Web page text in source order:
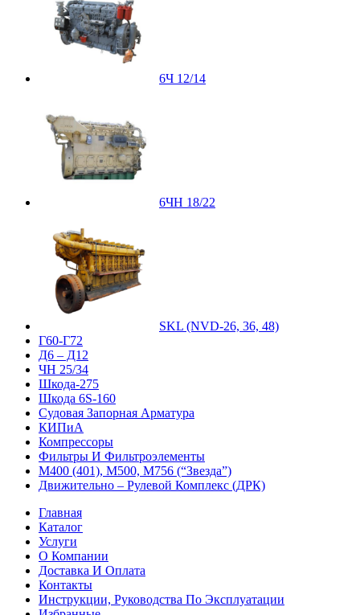
6Ч 12/14
6ЧН 18/22
SKL (NVD-26, 36, 48)
Г60-Г72
Д6 – Д12
ЧН 25/34
Шкода-275
Шкода 6S-160
Судовая Запорная Арматура
КИПиА
Компрессоры
Фильтры И Фильтроэлементы
М400 (401), М500, М756 (“Звезда”)
Движительно – Рулевой Комплекс (ДРК)
Главная
Каталог
Услуги
О Компании
Доставка И Оплата
Контакты
Инструкции, Руководства По Эксплуатации